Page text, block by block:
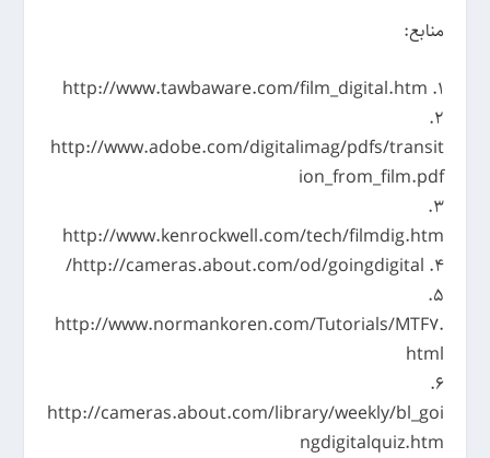
منابع:
1. http://www.tawbaware.com/film_digital.htm
2.
http://www.adobe.com/digitalimag/pdfs/transit
ion_from_film.pdf
3.
http://www.kenrockwell.com/tech/filmdig.htm
4. http://cameras.about.com/od/goingdigital/
5.
http://www.normankoren.com/Tutorials/MTF7.
html
6.
http://cameras.about.com/library/weekly/bl_goi
ngdigitalquiz.htm